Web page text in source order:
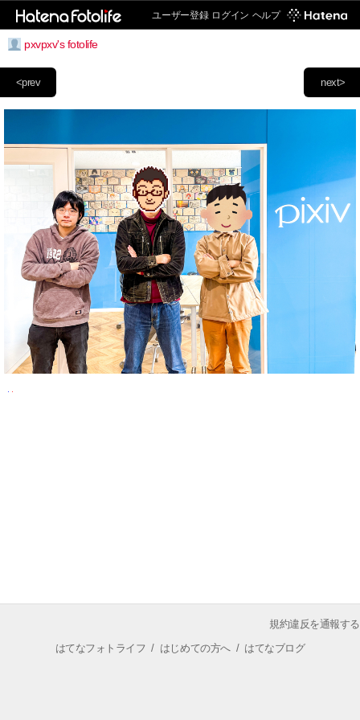
ユーザー登録 ログイン ヘルプ
pxvpxv's fotolife
next>
<prev
規約違反を通報する
はてなフォトライフ / はじめての方へ/ はてなブログ